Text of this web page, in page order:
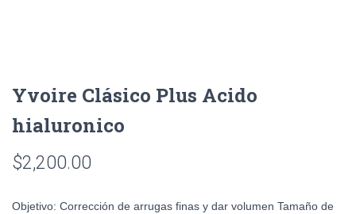
Yvoire Clásico Plus Acido
hialuronico
$2,200.00
Objetivo: Corrección de arrugas finas y dar volumen Tamaño de